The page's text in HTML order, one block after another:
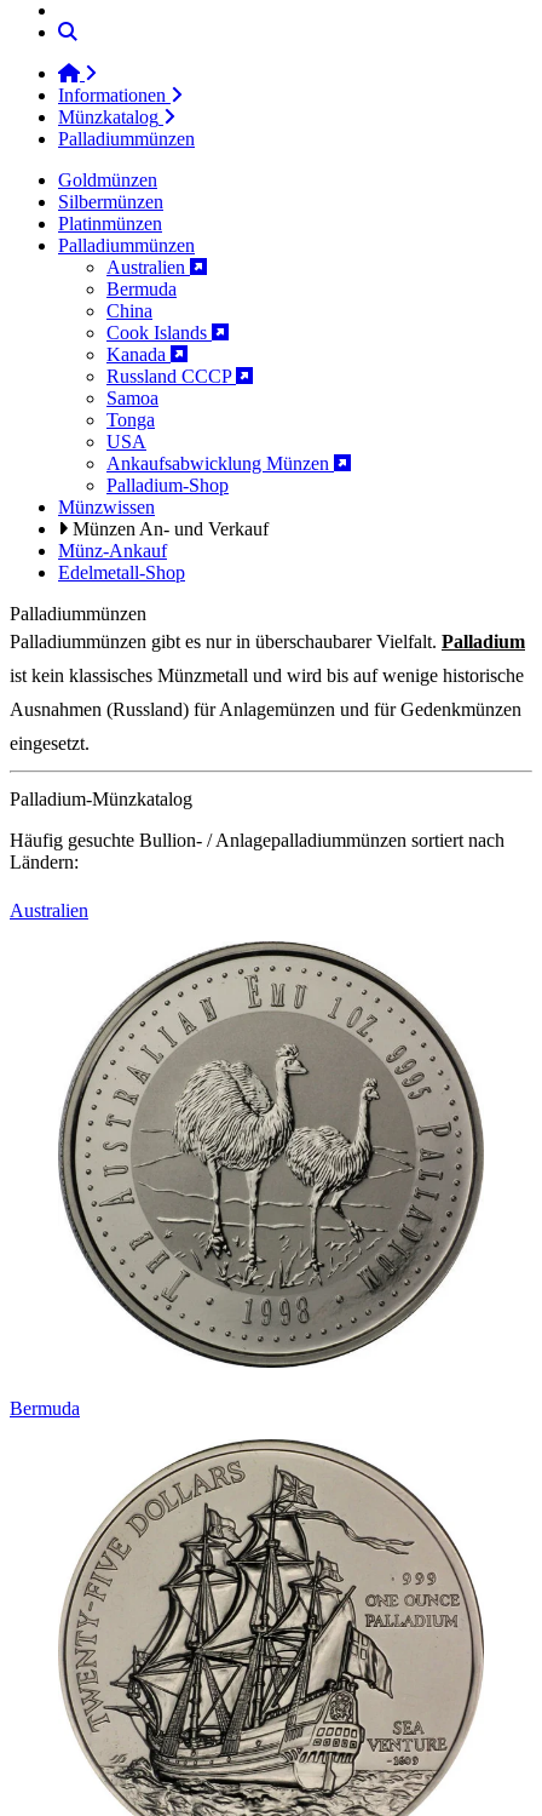
Informationen
Münzkatalog
Palladiummünzen
Goldmünzen
Silbermünzen
Platinmünzen
Palladiummünzen
Australien
Bermuda
China
Cook Islands
Kanada
Russland CCCP
Samoa
Tonga
USA
Ankaufsabwicklung Münzen
Palladium-Shop
Münzwissen
Münzen An- und Verkauf
Münz-Ankauf
Edelmetall-Shop
Palladiummünzen
Palladiummünzen gibt es nur in überschaubarer Vielfalt. Palladium
ist kein klassisches Münzmetall und wird bis auf wenige historische
Ausnahmen (Russland) für Anlagemünzen und für Gedenkmünzen
eingesetzt.
Palladium-Münzkatalog
Häufig gesuchte Bullion- / Anlagepalladiummünzen sortiert nach
Ländern:
Australien
Bermuda